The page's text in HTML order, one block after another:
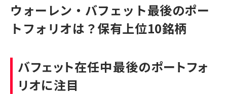
ウォーレン・バフェット最後のポー
トフォリオは？保有上位10銘柄
バフェット在任中最後のポートフォ
リオに注目